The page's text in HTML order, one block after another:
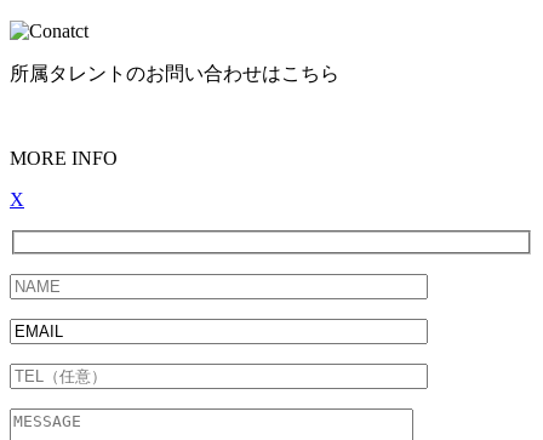
所属タレントのお問い合わせはこちら
MORE INFO
X